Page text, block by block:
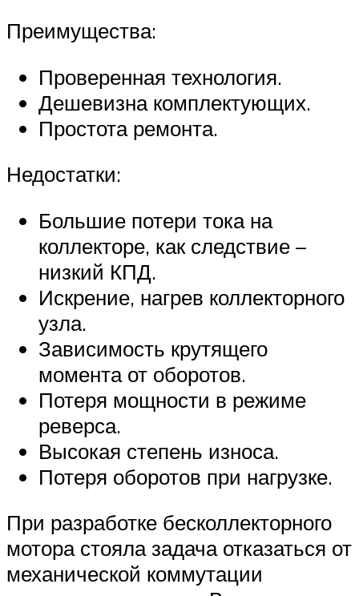
Преимущества:
Проверенная технология.
Дешевизна комплектующих.
Простота ремонта.
Недостатки:
Большие потери тока на
коллекторе, как следствие –
низкий КПД.
Искрение, нагрев коллекторного
узла.
Зависимость крутящего
момента от оборотов.
Потеря мощности в режиме
реверса.
Высокая степень износа.
Потеря оборотов при нагрузке.
При разработке бесколлекторного
мотора стояла задача отказаться от
механической коммутации